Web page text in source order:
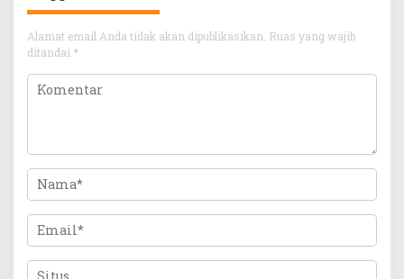
Alamat email Anda tidak akan dipublikasikan. Ruas yang wajib
ditandai *